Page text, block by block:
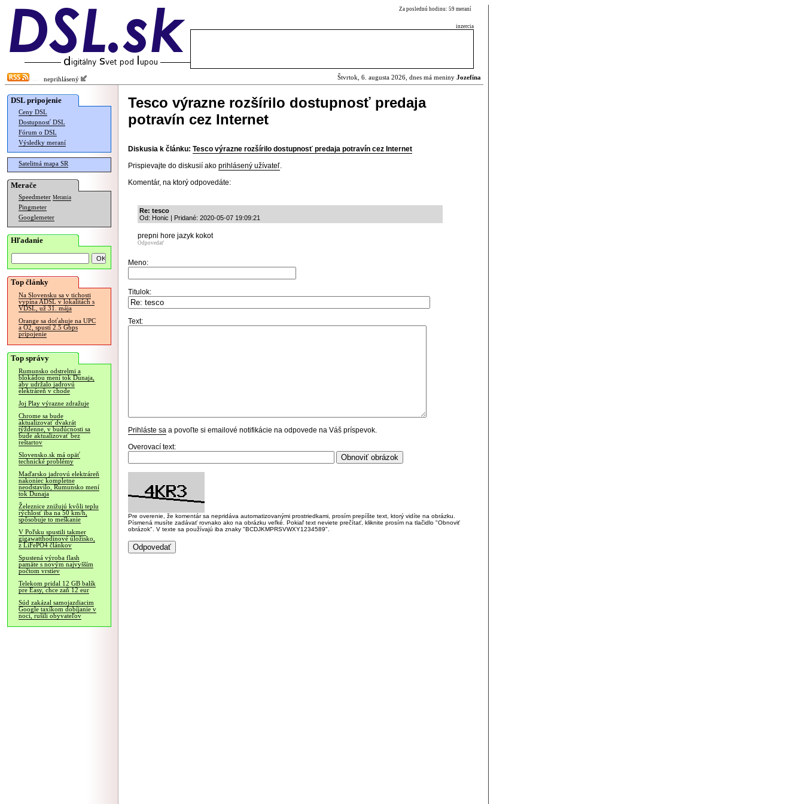
Za poslednú hodinu: 59 meraní
inzercia
neprihlásený Štvrtok, 6. augusta 2026, dnes má meniny Jozefína
DSL pripojenie
Ceny DSL
Dostupnosť DSL
Fórum o DSL
Výsledky meraní
Satelitná mapa SR
Merače
Speedmeter Merania
Pingmeter
Googlemeter
Hľadanie
Top články
Na Slovensku sa v tichosti
vypína ADSL v lokalitách s
VDSL, už 31. mája
Orange sa doťahuje na UPC
a O2, spustí 2.5 Gbps
pripojenie
Top správy
Rumunsko odstrelmi a
blokádou mení tok Dunaja,
aby udržalo jadrovú
elektráreň v chode
Joj Play výrazne zdražuje
Chrome sa bude
aktualizovať dvakrát
týždenne, v budúcnosti sa
bude aktualizovať bez
reštartov
Slovensko.sk má opäť
technické problémy
Maďarsko jadrovú elektráreň
nakoniec kompletne
neodstavilo, Rumunsko mení
tok Dunaja
Železnice znižujú kvôli teplu
rýchlosť iba na 50 km/h,
spôsobuje to meškanie
V Poľsku spustili takmer
gigawatthodinové úložisko,
z LiFePO4 článkov
Spustená výroba flash
pamäte s novým najvyšším
počtom vrstiev
Telekom pridal 12 GB balík
pre Easy, chce zaň 12 eur
Súd zakázal samojazdiacim
Google taxíkom dobíjanie v
noci, rušili obyvateľov
Tesco výrazne rozšírilo dostupnosť predaja
potravín cez Internet
Diskusia k článku: Tesco výrazne rozšírilo dostupnosť predaja potravín cez Internet
Prispievajte do diskusií ako prihlásený užívateľ.
Komentár, na ktorý odpovedáte:
Re: tesco
Od: Honic | Pridané: 2020-05-07 19:09:21
prepni hore jazyk kokot
Odpovedať
Meno:
Titulok:
Text:
Prihláste sa a povoľte si emailové notifikácie na odpovede na Váš príspevok.
Overovací text:
Pre overenie, že komentár sa nepridáva automatizovanými prostriedkami, prosím prepíšte text, ktorý vidíte na obrázku.
Písmená musíte zadávať rovnako ako na obrázku veľké. Pokiaľ text neviete prečítať, kliknite prosím na tlačidlo "Obnoviť
obrázok". V texte sa používajú iba znaky "BCDJKMPRSVWXY1234589".